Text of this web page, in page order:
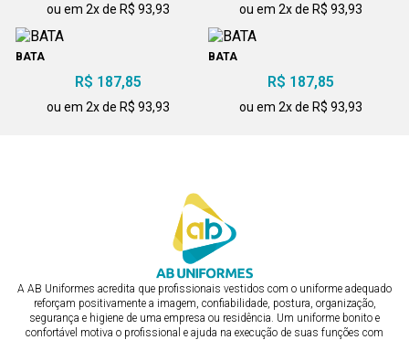
ou em 2x de R$ 93,93 ou em 2x de R$ 93,93
BATA
R$ 187,85
ou em 2x de R$ 93,93
BATA
R$ 187,85
ou em 2x de R$ 93,93